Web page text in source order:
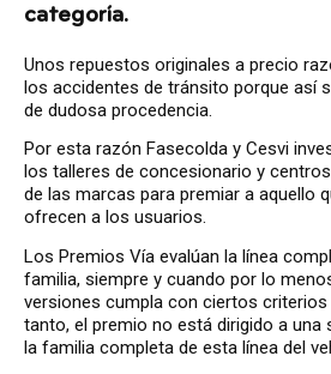
categoría.
Unos repuestos originales a precio
los accidentes de tránsito porque así
de dudosa procedencia.
Por esta razón Fasecolda y Cesvi
los talleres de concesionario y
de las marcas para premiar a aquello
ofrecen a los usuarios.
Los Premios Vía evalúan la línea
familia, siempre y cuando por lo
versiones cumpla con ciertos
tanto, el premio no está dirigido a una
la familia completa de esta línea del